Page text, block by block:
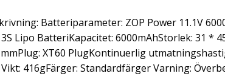
Batteriparameter: ZOP Power 11.1V
3S Lipo BatteriKapacitet: 6000mAhStorlek: 31 *
mmPlug: XT60 PlugKontinuerlig
Vikt: 416gFärger: Standardfärger Varning: